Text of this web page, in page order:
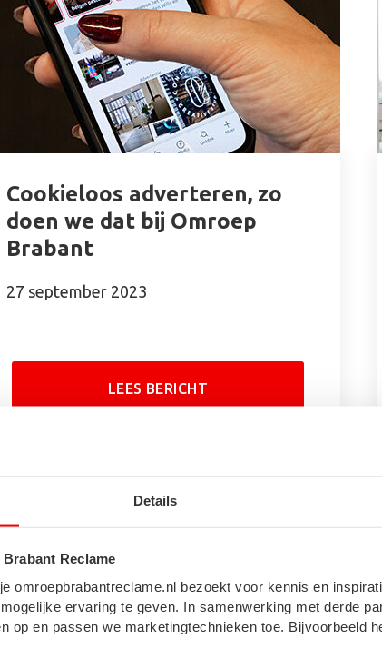
Details
Reclame
omroepbrabantreclame.nl bezoekt voor kennis en
ervaring te geven. In samenwerking met derde
op en passen we marketingtechnieken toe. Bijvoorbeeld
Cookieloos adverteren, zo
doen we dat bij Omroep
Brabant
27 september 2023
LEES BERICHT